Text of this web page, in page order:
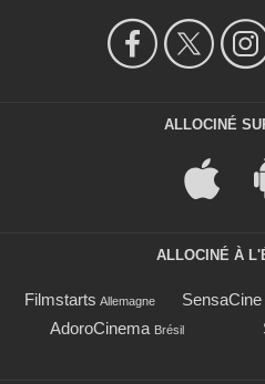
ALLOCINÉ
ALLOCINÉ À
Filmstarts Allemagne SensaCine
AdoroCinema Brésil